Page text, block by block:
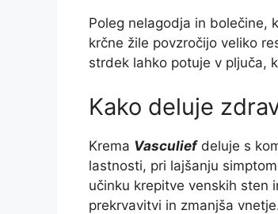
Poleg nelagodja in bolečine,
krčne žile povzročijo veliko
strdek lahko potuje v pljuča,
Kako deluje
Krema Vasculiefdeluje s
lastnosti, pri lajšanju
učinku krepitve venskih sten
prekrvavitvi in zmanjša